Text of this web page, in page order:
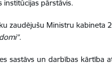
pārstāvis.
zaudējušu Ministru kabineta
.
sastāvs un darbības kārtība